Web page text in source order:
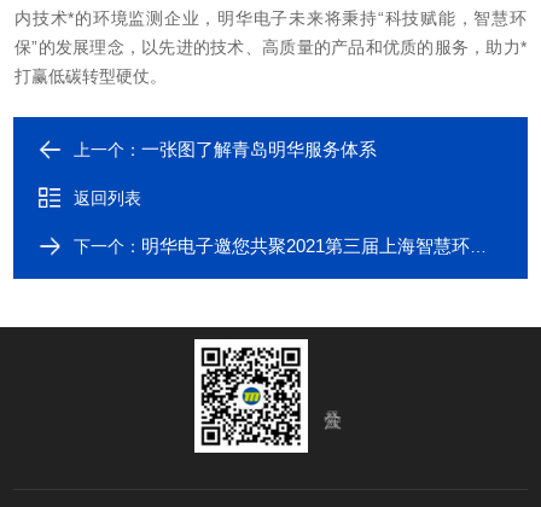
内技术*的环境监测企业，明华电子未来将秉持“科技赋能，智慧环
保”的发展理念，以先进的技术、高质量的产品和优质的服务，助力*
打赢低碳转型硬仗。
上一个：一张图了解青岛明华服务体系
返回列表
下一个： 明华电子邀您共聚2021第三届上海智慧环保展